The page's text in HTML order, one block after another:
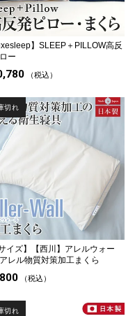
】SLEEP＋PILLOW高反
ー
税込
イズ】
【西川】アレルウォー
レル物質対策加工まくら
税込
切れ
切れ